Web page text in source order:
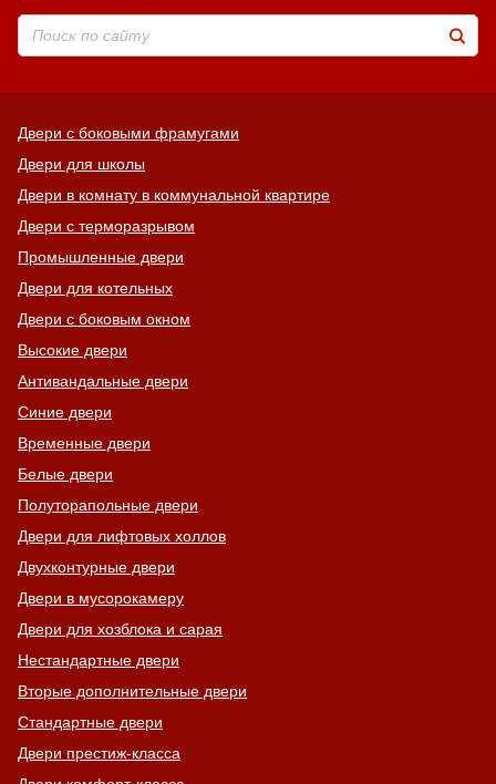
Двери с боковыми фрамугами
Двери для школы
Двери в комнату в коммунальной квартире
Двери с терморазрывом
Промышленные двери
Двери для котельных
Двери с боковым окном
Высокие двери
Антивандальные двери
Синие двери
Временные двери
Белые двери
Полуторапольные двери
Двери для лифтовых холлов
Двухконтурные двери
Двери в мусорокамеру
Двери для хозблока и сарая
Нестандартные двери
Вторые дополнительные двери
Стандартные двери
Двери престиж-класса